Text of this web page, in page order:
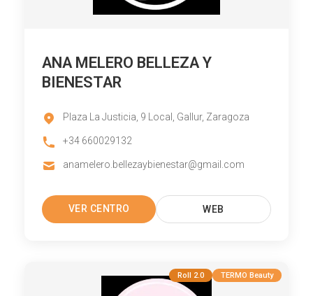
ANA MELERO BELLEZA Y
BIENESTAR
Plaza La Justicia, 9 Local, Gallur, Zaragoza
+34 660029132
anamelero.bellezaybienestar@gmail.com
VER CENTRO WEB
Roll 2.0 TERMO Beauty